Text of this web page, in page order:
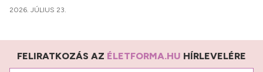
2026. JÚLIUS 23.
FELIRATKOZÁS AZ ÉLETFORMA.HU HÍRLEVELÉRE